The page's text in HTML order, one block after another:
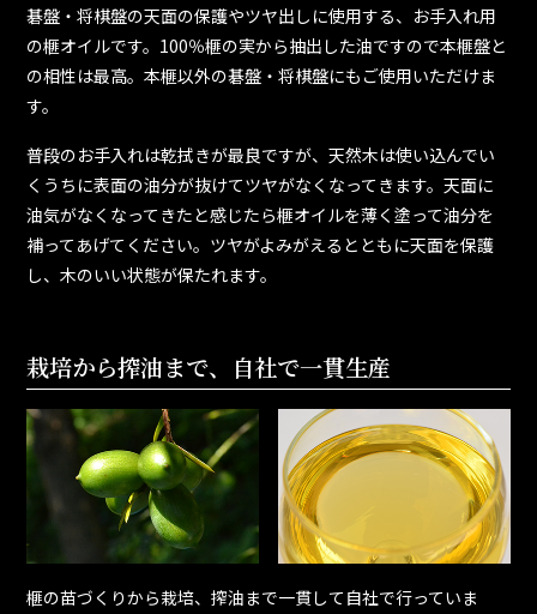
碁盤・将棋盤の天面の保護やツヤ出しに使用する、お手入れ用
の榧オイルです。100％榧の実から抽出した油ですので本榧盤と
の相性は最高。本榧以外の碁盤・将棋盤にもご使用いただけま
す。
普段のお手入れは乾拭きが最良ですが、天然木は使い込んでい
くうちに表面の油分が抜けてツヤがなくなってきます。天面に
油気がなくなってきたと感じたら榧オイルを薄く塗って油分を
補ってあげてください。ツヤがよみがえるとともに天面を保護
し、木のいい状態が保たれます。
栽培から搾油まで、自社で一貫生産
榧の苗づくりから栽培、搾油まで一貫して自社で行っていま